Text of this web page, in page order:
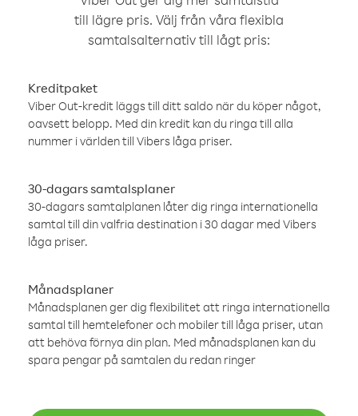
till lägre pris. Välj från våra flexibla
samtalsalternativ till lågt pris:
Kreditpaket
Viber Out-kredit läggs till ditt saldo när du köper något,
oavsett belopp. Med din kredit kan du ringa till alla
nummer i världen till Vibers låga priser.
30-dagars samtalsplaner
30-dagars samtalplanen låter dig ringa internationella
samtal till din valfria destination i 30 dagar med Vibers
låga priser.
Månadsplaner
Månadsplanen ger dig flexibilitet att ringa internationella
samtal till hemtelefoner och mobiler till låga priser, utan
att behöva förnya din plan. Med månadsplanen kan du
spara pengar på samtalen du redan ringer